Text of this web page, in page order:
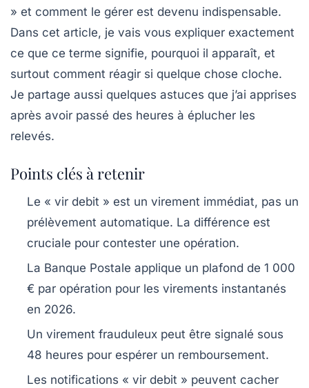
» et comment le gérer est devenu indispensable.
Dans cet article, je vais vous expliquer exactement
ce que ce terme signifie, pourquoi il apparaît, et
surtout comment réagir si quelque chose cloche.
Je partage aussi quelques astuces que j’ai apprises
après avoir passé des heures à éplucher les
relevés.
Points clés à retenir
Le « vir debit » est un virement immédiat, pas un
prélèvement automatique. La différence est
cruciale pour contester une opération.
La Banque Postale applique un plafond de 1 000
€ par opération pour les virements instantanés
en 2026.
Un virement frauduleux peut être signalé sous
48 heures pour espérer un remboursement.
Les notifications « vir debit » peuvent cacher